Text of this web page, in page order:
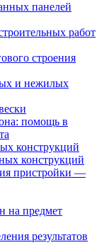
панелей
работ
строения
и нежилых
помощь в
конструкций
конструкций
пристройки —
на предмет
результатов